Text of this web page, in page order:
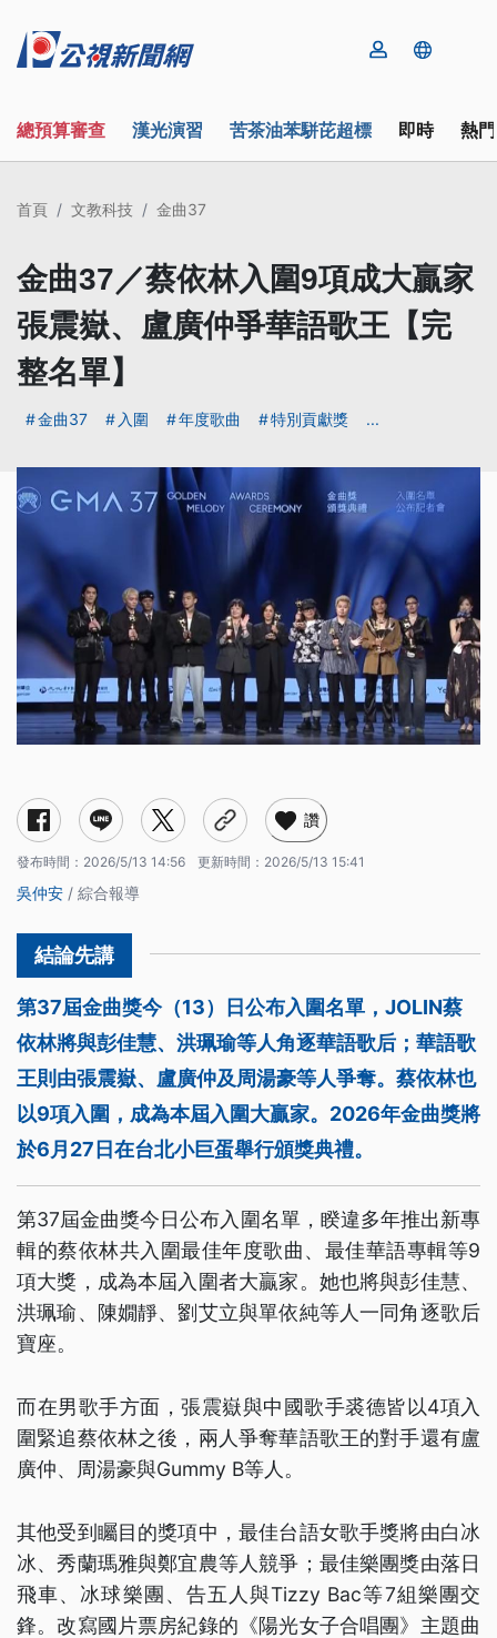
總預算審查 漢光演習 苦茶油苯駢芘超標 即時 熱
首頁 文教科技 金曲37
金曲37／蔡依林入圍9項成大贏家
張震嶽、盧廣仲爭華語歌王【完
整名單】
金曲37 入圍 年度歌曲 特別貢獻獎 ...
讚
發布時間： 2026/5/13 14:56 更新時間： 2026/5/13 15:41
吳仲安 / 綜合報導
第37屆金曲獎今（13）日公布入圍名單，JOLIN蔡
依林將與彭佳慧、洪珮瑜等人角逐華語歌后；華語歌
王則由張震嶽、盧廣仲及周湯豪等人爭奪。蔡依林也
以9項入圍，成為本屆入圍大贏家。2026年金曲獎將
於6月27日在台北小巨蛋舉行頒獎典禮。
第37屆金曲獎今日公布入圍名單，睽違多年推出新專
輯的蔡依林共入圍最佳年度歌曲、最佳華語專輯等9
項大獎，成為本屆入圍者大贏家。她也將與彭佳慧、
洪珮瑜、陳嫺靜、劉艾立與單依純等人一同角逐歌后
寶座。
而在男歌手方面，張震嶽與中國歌手裘德皆以4項入
圍緊追蔡依林之後，兩人爭奪華語歌王的對手還有盧
廣仲、周湯豪與Gummy B等人。
其他受到矚目的獎項中，最佳台語女歌手獎將由白冰
冰、秀蘭瑪雅與鄭宜農等人競爭；最佳樂團獎由落日
飛車、冰球樂團、告五人與Tizzy Bac等7組樂團交
鋒。改寫國片票房紀錄的《陽光女子合唱團》主題曲